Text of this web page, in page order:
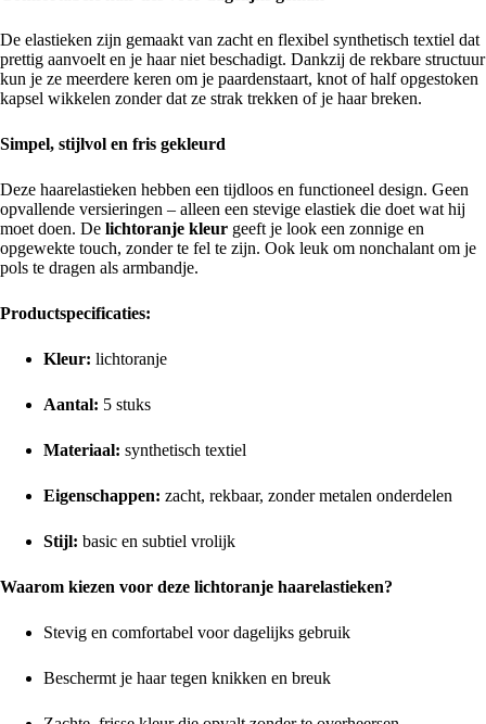
De elastieken zijn gemaakt van zacht en flexibel synthetisch textiel dat
prettig aanvoelt en je haar niet beschadigt. Dankzij de rekbare structuur
kun je ze meerdere keren om je paardenstaart, knot of half opgestoken
kapsel wikkelen zonder dat ze strak trekken of je haar breken.
Simpel, stijlvol en fris gekleurd
Deze haarelastieken hebben een tijdloos en functioneel design. Geen
opvallende versieringen – alleen een stevige elastiek die doet wat hij
moet doen. De lichtoranje kleur geeft je look een zonnige en
opgewekte touch, zonder te fel te zijn. Ook leuk om nonchalant om je
pols te dragen als armbandje.
Productspecificaties:
Kleur: lichtoranje
Aantal: 5 stuks
Materiaal: synthetisch textiel
Eigenschappen: zacht, rekbaar, zonder metalen onderdelen
Stijl: basic en subtiel vrolijk
Waarom kiezen voor deze lichtoranje haarelastieken?
Stevig en comfortabel voor dagelijks gebruik
Beschermt je haar tegen knikken en breuk